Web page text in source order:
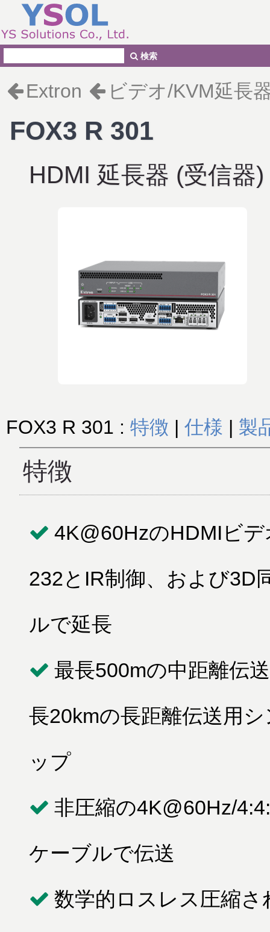
Extron ビデオ/KVM延長
FOX3 R 301
HDMI 延長器 (受信器)
FOX3 R 301 : 特徴 | 仕様 | 製
特徴
4K@60HzのHDMIビ
232とIR制御、および3D
ルで延長
最長500mの中距離伝
長20kmの長距離伝送用
ップ
非圧縮の4K@60Hz/
ケーブルで伝送
数学的ロスレス圧縮
検索